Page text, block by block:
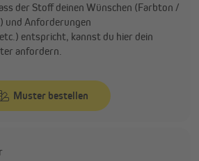
der Stoff deinen Wünschen (Farbton /
und Anforderungen
entspricht, kannst du hier dein
anfordern.
Muster bestellen